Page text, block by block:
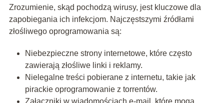
Zrozumienie, skąd pochodzą wirusy, jest kluczowe dla
zapobiegania ich infekcjom. Najczęstszymi źródłami
złośliwego oprogramowania są:
Niebezpieczne strony internetowe, które często
zawierają złośliwe linki i reklamy.
Nielegalne treści pobierane z internetu, takie jak
pirackie oprogramowanie z torrentów.